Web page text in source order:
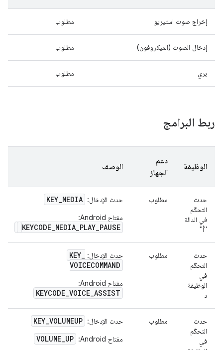
إخراج صوت استيريو مطلوب
إدخال الصوت (الميكروفون) مطلوب
بري مطلوب
ربط البرامج
الوظيفة
دعم
الجهاز
الوصف
حدث
التحكّم
في الدالة
"أ"
مطلوب حدث الإدخال: KEY_MEDIA
مفتاح Android:
KEYCODE_MEDIA_PLAY_PAUSE
حدث
التحكّم
في
الوظيفة
د
مطلوب حدث الإدخال: KEY_
VOICECOMMAND
مفتاح Android:
KEYCODE_VOICE_ASSIST
حدث
التحكّم
في
مطلوب حدث الإدخال: KEY_VOLUMEUP
مفتاح Android: VOLUME_UP